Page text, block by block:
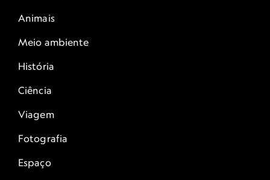
Animais
Meio ambiente
História
Ciência
Viagem
Fotografia
Espaço